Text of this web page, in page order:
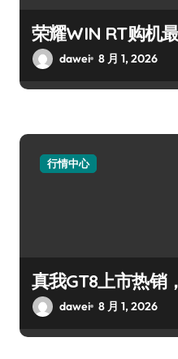
荣耀WIN RT购机
dawei 8 月 1, 2026
行情中心
真我GT8上市热销
dawei 8 月 1, 2026